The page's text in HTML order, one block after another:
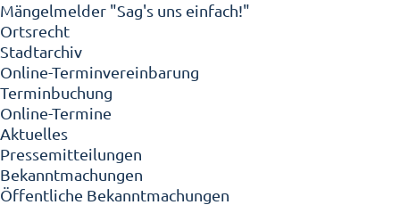
Mängelmelder "Sag's uns einfach!"
Ortsrecht
Stadtarchiv
Online-Terminvereinbarung
Terminbuchung
Online-Termine
Aktuelles
Pressemitteilungen
Bekanntmachungen
Öffentliche Bekanntmachungen